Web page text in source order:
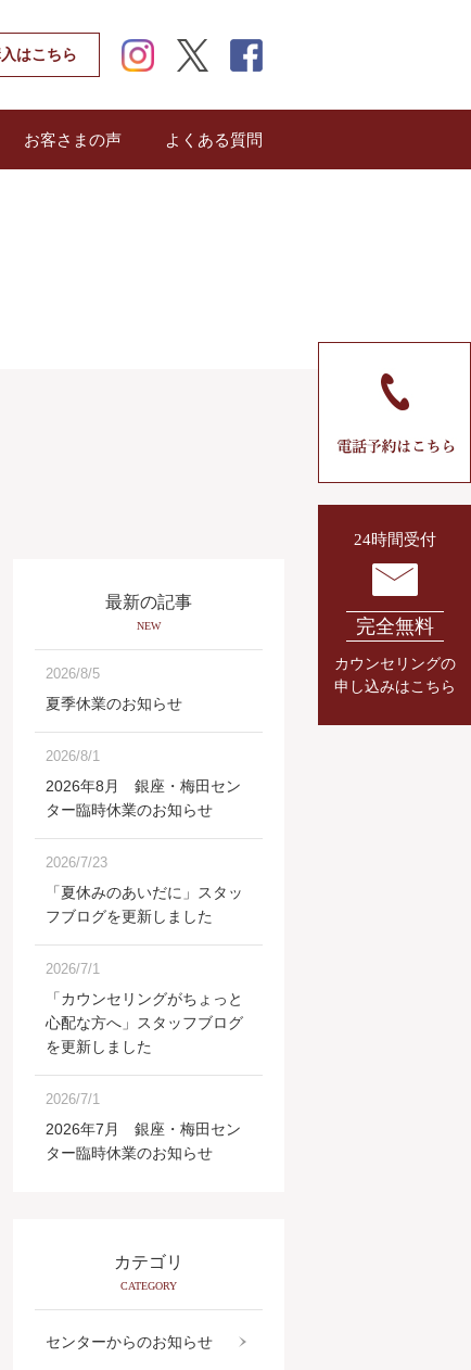
はこちら
instagram twitter
お客さまの声 よくある質問
24時間受付
完全無料
カウンセリングの
申し込みはこちら
最新の記事
NEW
2026/8/5
夏季休業のお知らせ
2026/8/1
2026年8月 銀座・梅田セン
ター臨時休業のお知らせ
2026/7/23
「夏休みのあいだに」スタッ
フブログを更新しました
2026/7/1
「カウンセリングがちょっと
心配な方へ」スタッフブログ
を更新しました
2026/7/1
2026年7月 銀座・梅田セン
ター臨時休業のお知らせ
カテゴリ
CATEGORY
センターからのお知らせ